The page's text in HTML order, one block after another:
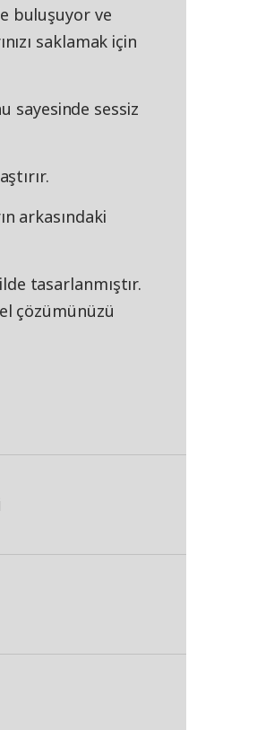
buluşuyor ve
saklamak için
sayesinde sessiz
arkasındaki
tasarlanmıştır.
çözümünüzü